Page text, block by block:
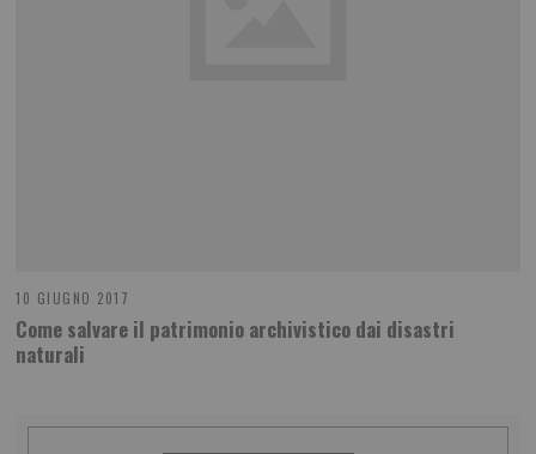
10 GIUGNO 2017
Come salvare il patrimonio archivistico dai disastri
naturali